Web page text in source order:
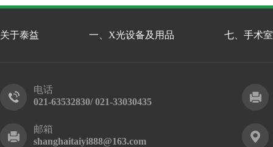
关于泰益 一、X光设备及用品 七、手术
电话
021-63532830/ 021-33030435
邮箱
shanghaitaiyi888@163.com